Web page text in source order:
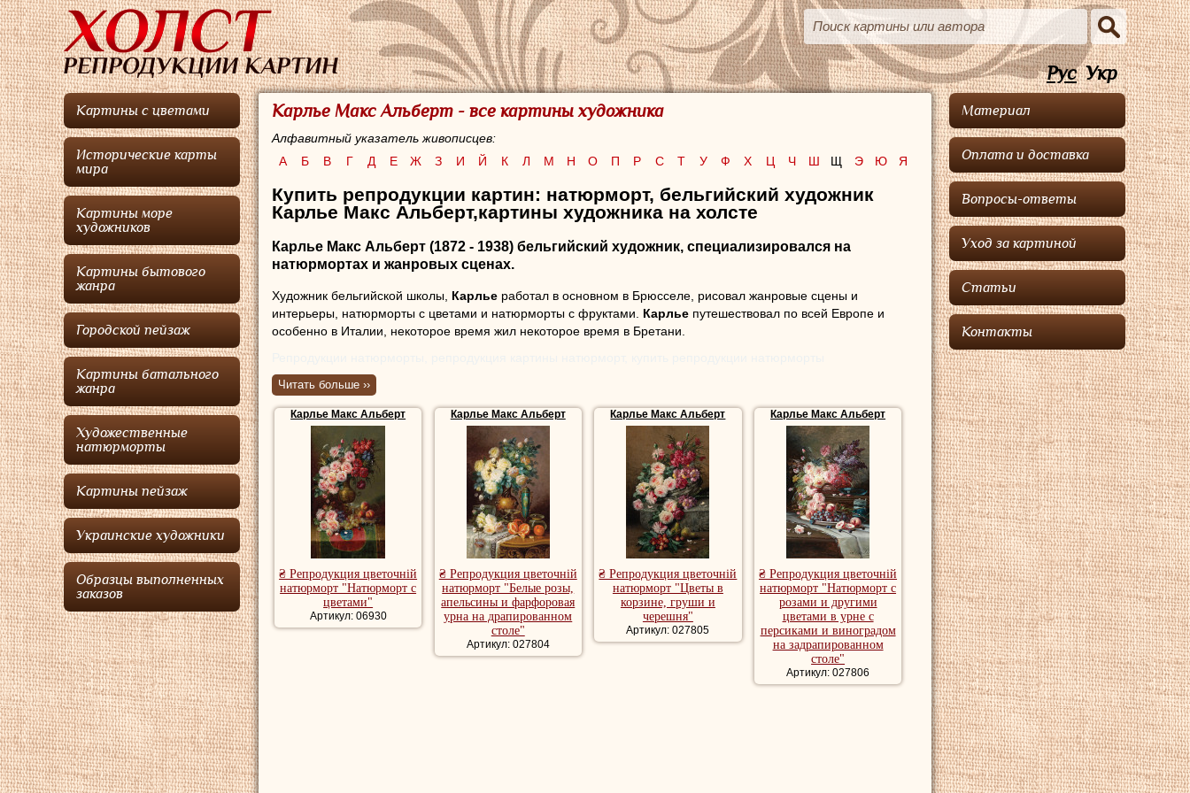
Рус Укр
Картины с цветами
Исторические карты
мира
Картины море
художников
Картины бытового
жанра
Городской пейзаж
Картины батального
жанра
Художественные
натюрморты
Картины пейзаж
Украинские художники
Образцы выполненных
заказов
Карлье Макс Альберт - все картины художника
Алфавитный указатель живописцев:
А
Б В Г Д Е Ж З И Й К Л М Н О П Р С Т У Ф Х Ц Ч Ш Щ Э Ю Я
Купить репродукции картин: натюрморт, бельгийский художник
Карлье Макс Альберт,картины художника на холсте
Карлье Макс Альберт (1872 - 1938) бельгийский художник, специализировался на
натюрмортах и жанровых сценах.
Художник бельгийской школы, Карлье работал в основном в Брюсселе, рисовал жанровые сцены и
интерьеры, натюрморты с цветами и натюрморты с фруктами. Карлье путешествовал по всей Европе и
особенно в Италии, некоторое время жил некоторое время в Бретани.
Читать больше ››
Карлье Макс Альберт
₴ Репродукция цветочній
натюрморт "Натюрморт с
цветами"
Артикул: 06930
Карлье Макс Альберт
₴ Репродукция цветочній
натюрморт "Белые розы,
апельсины и фарфоровая
урна на драпированном
столе"
Артикул: 027804
Карлье Макс Альберт
₴ Репродукция цветочній
натюрморт "Цветы в
корзине, груши и
черешня"
Артикул: 027805
Карлье Макс Альберт
₴ Репродукция цветочній
натюрморт "Натюрморт с
розами и другими
цветами в урне с
персиками и виноградом
на задрапированном
столе"
Артикул: 027806
Материал
Оплата и доставка
Вопросы-ответы
Уход за картиной
Статьи
Контакты